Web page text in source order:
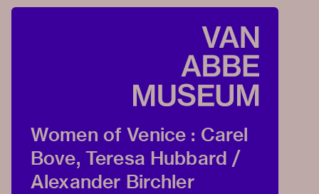
Women of Venice : Carel
Bove, Teresa Hubbard /
Alexander Birchler